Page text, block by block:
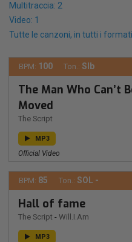
Multitraccia: 2
Video: 1
Tutte le canzoni, in tutti i
BPM: 100 Ton.: SIb
The Man Who Can’t
Moved
The Script
MP3
Official Video
BPM: 85 Ton.: SOL -
Hall of fame
The Script - Will.I.Am
MP3